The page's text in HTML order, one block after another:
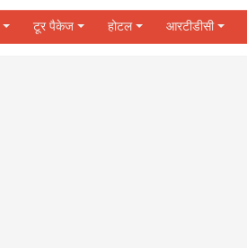
टूर पैकेज होटल आरटीडीसी